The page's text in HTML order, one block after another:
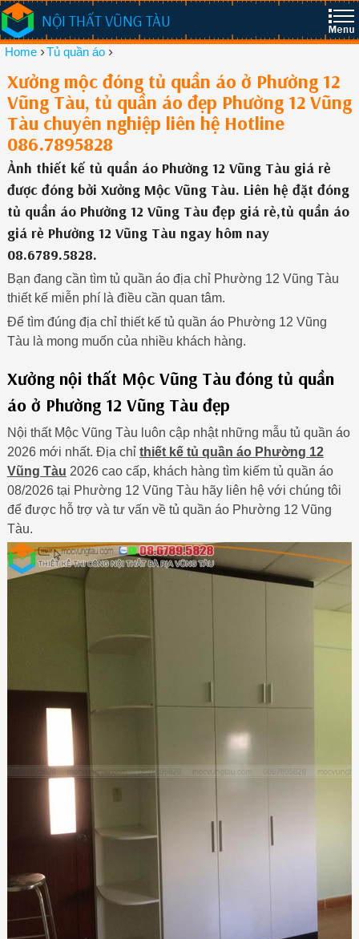
NỘI THẤT VŨNG TÀU
Home ›Tủ quần áo ›
Xưởng mộc đóng tủ quần áo ở Phường 12
Vũng Tàu, tủ quần áo đẹp Phường 12 Vũng
Tàu chuyên nghiệp liên hệ Hotline
086.7895828
Ảnh thiết kế tủ quần áo Phường 12 Vũng Tàu giá rẻ
được đóng bởi Xưởng Mộc Vũng Tàu. Liên hệ đặt đóng
tủ quần áo Phường 12 Vũng Tàu đẹp giá rẻ,tủ quần áo
giá rẻ Phường 12 Vũng Tàu ngay hôm nay
08.6789.5828.
Bạn đang cần tìm tủ quần áo địa chỉ Phường 12 Vũng Tàu
thiết kế miễn phí là điều cần quan tâm.
Để tìm đúng địa chỉ thiết kế tủ quần áo Phường 12 Vũng
Tàu là mong muốn của nhiều khách hàng.
Xưởng nội thất Mộc Vũng Tàu đóng tủ quần
áo ở Phường 12 Vũng Tàu đẹp
Nội thất Mộc Vũng Tàu luôn cập nhật những mẫu tủ quần áo
2026 mới nhất. Địa chỉ thiết kế tủ quần áo Phường 12
Vũng Tàu 2026 cao cấp, khách hàng tìm kiếm tủ quần áo
08/2026 tại Phường 12 Vũng Tàu hãy liên hệ với chúng tôi
để được hỗ trợ và tư vấn về tủ quần áo Phường 12 Vũng
Tàu.